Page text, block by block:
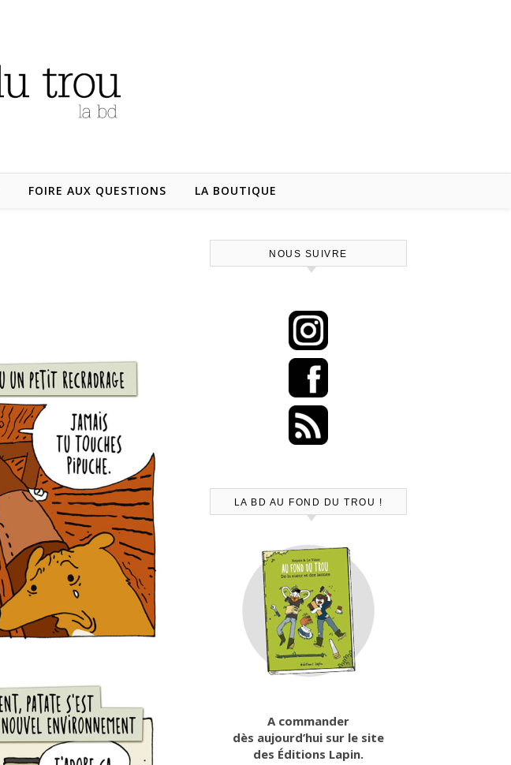
FOIRE AUX QUESTIONS LA BOUTIQUE
NOUS SUIVRE
LA BD AU FOND DU TROU !
A commander
dès aujourd’hui sur le site
des Éditions Lapin.